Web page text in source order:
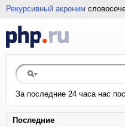
Рекурсивный акроним
За последние 24 часа нас
Последние